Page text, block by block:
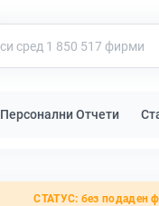
Персонални Отчети
СТАТУС: без подаден